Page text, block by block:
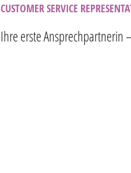
CUSTOMER SERVICE
Ihre erste Ansprechpartnerin